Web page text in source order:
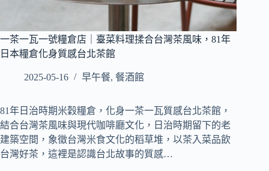
一茶一瓦一號糧倉店｜臺菜料理揉合台灣茶風味，81年
日本糧倉化身質感台北茶館
2025-05-16 早午餐, 餐酒館
81年日治時期米穀糧倉，化身一茶一瓦質感台北茶館，
結合台灣茶風味與現代咖啡廳文化，日治時期留下的老
建築空間，象徵台灣米食文化的稻草堆，以茶入菜品飲
台灣好茶，這裡是認識台北故事的質感…